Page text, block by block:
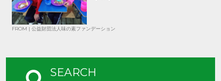
FROM | 公益財団法人味の素ファンデーション
SEARCH